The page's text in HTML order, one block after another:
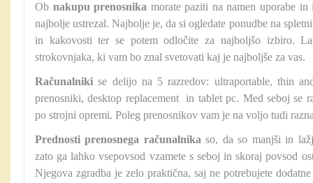
Ob nakupu prenosnika morate paziti na namen uporabe
najbolje ustrezal. Najbolje je, da si ogledate ponudbe na
in kakovosti ter se potem odločite za najboljšo izbiro.
strokovnjaka, ki vam bo znal svetovati kaj je najboljše za vas.
Računalniki se delijo na 5 razredov: ultraportable, thin
prenosniki, desktop replacement in tablet pc. Med seboj se
po strojni opremi. Poleg prenosnikov vam je na voljo tudi
Prednosti prenosnega računalnika so, da so manjši in
zato ga lahko vsepovsod vzamete s seboj in skoraj povsod
Njegova zgradba je zelo praktična, saj ne potrebujete